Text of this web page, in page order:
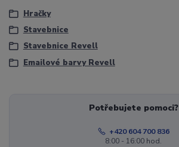
Hračky
Stavebnice
Stavebnice Revell
Emailové barvy Revell
Potřebujete pomoci?
+420 604 700 836
8:00 - 16:00 hod.